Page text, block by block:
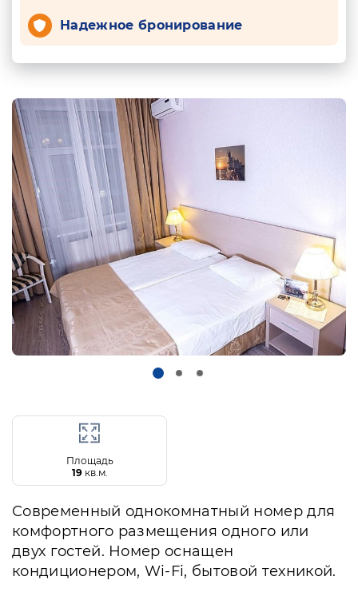
Надежное бронирование
Площадь
19кв.м.
Современный однокомнатный номер для
комфортного размещения одного или
двух гостей. Номер оснащен
кондиционером, Wi-Fi, бытовой техникой.